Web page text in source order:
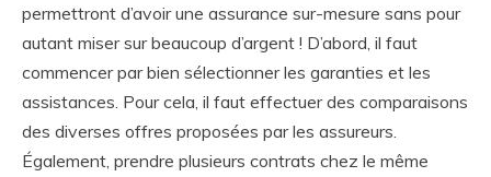
permettront d’avoir une assurance sur-mesure sans pour
autant miser sur beaucoup d’argent ! D’abord, il faut
commencer par bien sélectionner les garanties et les
assistances. Pour cela, il faut effectuer des comparaisons
des diverses offres proposées par les assureurs.
Également, prendre plusieurs contrats chez le même